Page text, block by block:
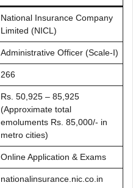
National Insurance Company
Limited (NICL)
Administrative Officer (Scale-I)
266
Rs. 50,925 – 85,925
(Approximate total
emoluments Rs. 85,000/- in
metro cities)
Online Application & Exams
nationalinsurance.nic.co.in